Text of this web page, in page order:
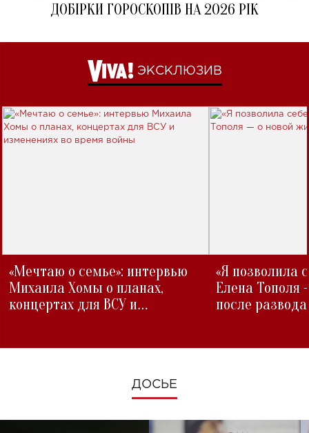
ДОБІРКИ ГОРОСКОПІВ НА 2026 РІК
ЭКСКЛЮЗИВ
«Мечтаю о семье»: интервью
Михаила Хомы о планах,
концертах для ВСУ и
«Я позволила
Елена Тополя
после развода
ДОСЬЕ